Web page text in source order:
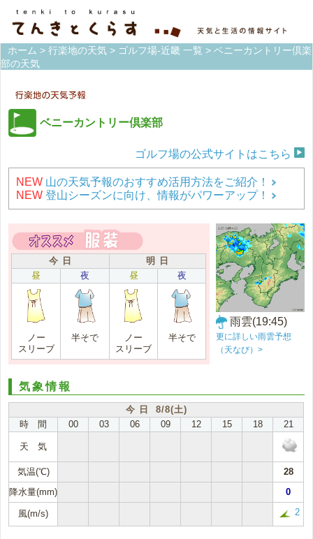
ホーム > 行楽地の天気 > ゴルフ場-近畿 一覧 > ベニーカントリー倶楽
部の天気
ベニーカントリー倶楽部
ゴルフ場の公式サイトはこちら
NEW 山の天気予報のおすすめ活用方法をご紹介！
NEW 登山シーズンに向け、情報がパワーアップ！
今 日
明 日
昼
夜 昼 夜
ノー
スリーブ
半そで
ノー
スリーブ
半そで
雨雲(19:45)
更に詳しい雨雲予想
（天なび）>
気象情報
今 日 8/8(土)
時 間
00 03 06 09 12 15 18 21
天 気
気温(℃)
28
降水量(mm)
0
風(m/s) 2